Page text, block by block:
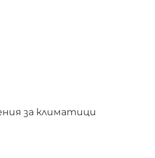
за климатици